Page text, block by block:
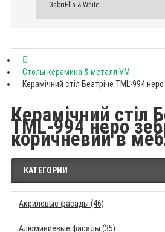
GabriElla & White
Столы керамика & металл VM
Керамічний стіл Беатріче TML-994
Керамічний стіл
TML-994 неро
коричневий в
КАТЕГОРИИ
Акриловые фасады (46)
Алюминиевые фасады (35)